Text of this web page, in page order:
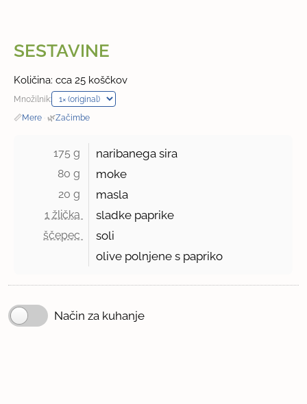
SESTAVINE
Količina: cca 25 koščkov
Množilnik:
📏Mere · 🌿Začimbe
175 g naribanega sira
80 g moke
20 g masla
1 žlička sladke paprike
ščepec
soli
olive polnjene s papriko
Način za kuhanje